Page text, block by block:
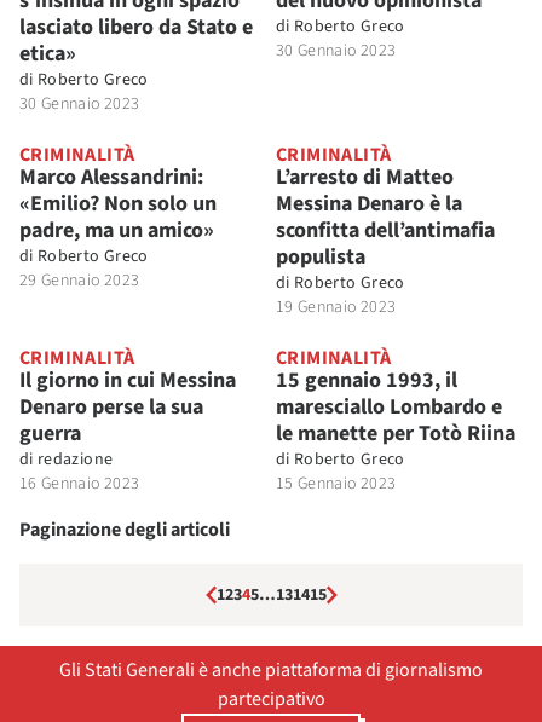
lasciato libero da Stato e
etica»
di Roberto Greco
30 Gennaio 2023
di Roberto Greco
30 Gennaio 2023
CRIMINALITÀ
Marco Alessandrini:
«Emilio? Non solo un
padre, ma un amico»
di Roberto Greco
29 Gennaio 2023
CRIMINALITÀ
L’arresto di Matteo
Messina Denaro è la
sconfitta dell’antimafia
populista
di Roberto Greco
19 Gennaio 2023
CRIMINALITÀ
Il giorno in cui Messina
Denaro perse la sua
guerra
di redazione
16 Gennaio 2023
CRIMINALITÀ
15 gennaio 1993, il
maresciallo Lombardo e
le manette per Totò Riina
di Roberto Greco
15 Gennaio 2023
Paginazione degli articoli
12345…131415
Gli Stati Generali è anche piattaforma di giornalismo
partecipativo